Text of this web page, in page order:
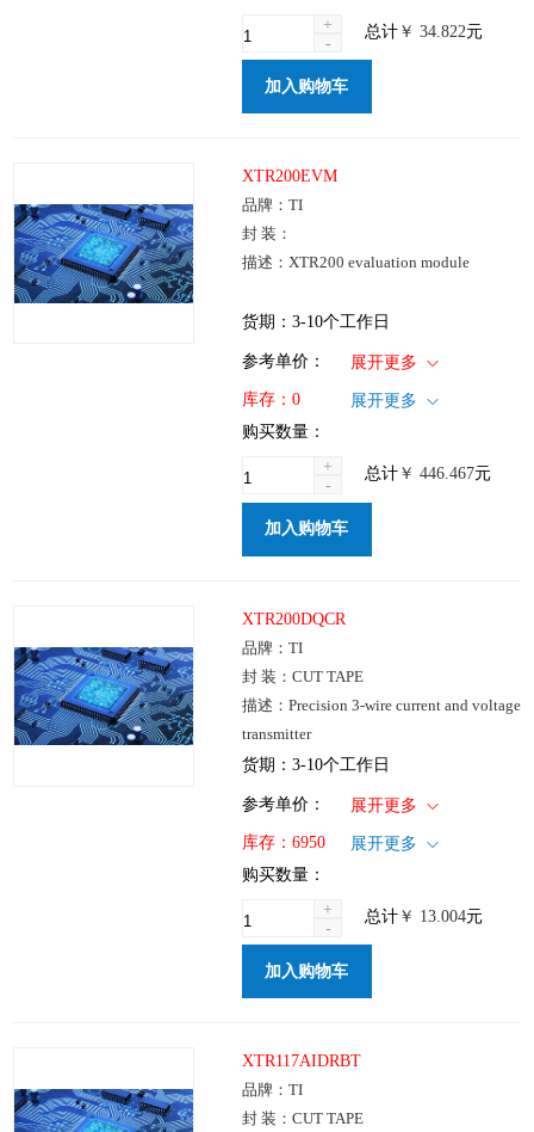
+
-
总计￥ 34.822元
加入购物车
XTR200EVM
品牌：TI
封 装：
描述：XTR200 evaluation module
货期：3-10个工作日
参考单价： 1+: ￥446.467
展开更多
库存： 0
仓库：国内
展开更多
购买数量：
+
-
总计￥ 446.467元
加入购物车
XTR200DQCR
品牌：TI
封 装：CUT TAPE
描述：Precision 3-wire current and voltage
transmitter
货期：3-10个工作日
参考单价： 1+: ￥13.004
: ￥10.504
展开更多
库存： 6950
仓库：国内
展开更多
购买数量：
+
-
总计￥ 13.004元
加入购物车
XTR117AIDRBT
品牌：TI
封 装：CUT TAPE